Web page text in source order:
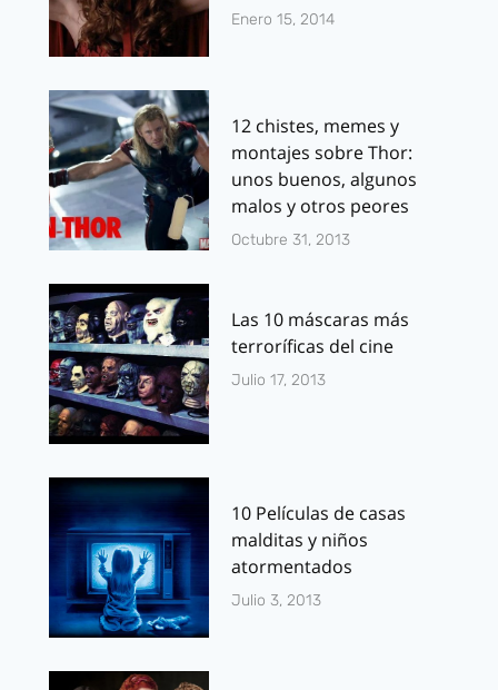
Enero 15, 2014
12 chistes, memes y
montajes sobre Thor:
unos buenos, algunos
malos y otros peores
Octubre 31, 2013
Las 10 máscaras más
terroríficas del cine
Julio 17, 2013
10 Películas de casas
malditas y niños
atormentados
Julio 3, 2013